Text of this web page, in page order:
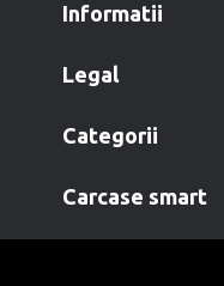
informatii
legal
categorii
carcase smart